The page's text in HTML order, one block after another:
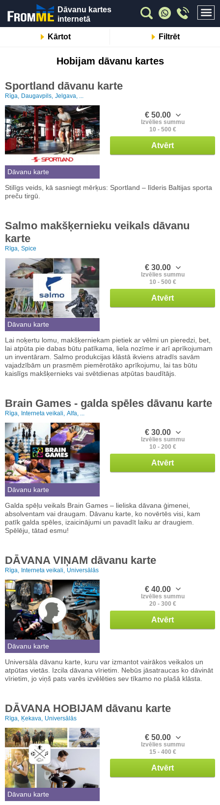
Dāvanu kartes
internetā
Kārtot Filtrēt
Hobijam dāvanu kartes
Sportland dāvanu karte
Rīga, Daugavpils, Jelgava, ...
Dāvanu karte
€ 50.00
Izvēlies summu
10 - 500 €
Atvērt
Stilīgs veids, kā sasniegt mērķus: Sportland – līderis Baltijas sporta
preču tirgū.
Salmo makšķernieku veikals dāvanu
karte
Rīga, Spice
Dāvanu karte
€ 30.00
Izvēlies summu
10 - 500 €
Atvērt
Lai noķertu lomu, makšķerniekam pietiek ar vēlmi un pieredzi, bet,
lai atpūta pie dabas būtu patīkama, liela nozīme ir arī aprīkojumam
un inventāram. Salmo produkcijas klāstā ikviens atradīs savām
vajadzībām un prasmēm piemērotāko aprīkojumu, lai tas būtu
kaislīgs makšķernieks vai svētdienas atpūtas baudītājs.
Brain Games - galda spēles dāvanu karte
Rīga, Interneta veikali, Alfa, ...
Dāvanu karte
€ 30.00
Izvēlies summu
10 - 200 €
Atvērt
Galda spēļu veikals Brain Games – lieliska dāvana ģimenei,
absolventam vai draugam. Dāvanu karte, ko novērtēs visi, kam
patīk galda spēles, izaicinājumi un pavadīt laiku ar draugiem.
Spēlēju, tātad esmu!
DĀVANA VIŅAM dāvanu karte
Rīga, Interneta veikali, Universālās
Dāvanu karte
€ 40.00
Izvēlies summu
20 - 300 €
Atvērt
Universāla dāvanu karte, kuru var izmantot vairākos veikalos un
atpūtas vietās. Izcila dāvana vīrietim. Nebūs jāsatraucas ko dāvināt
vīrietim, jo viņš pats varēs izvēlēties sev tīkamo no plašā klāsta.
DĀVANA HOBIJAM dāvanu karte
Rīga, Ķekava, Universālās
Dāvanu karte
€ 50.00
Izvēlies summu
15 - 400 €
Atvērt